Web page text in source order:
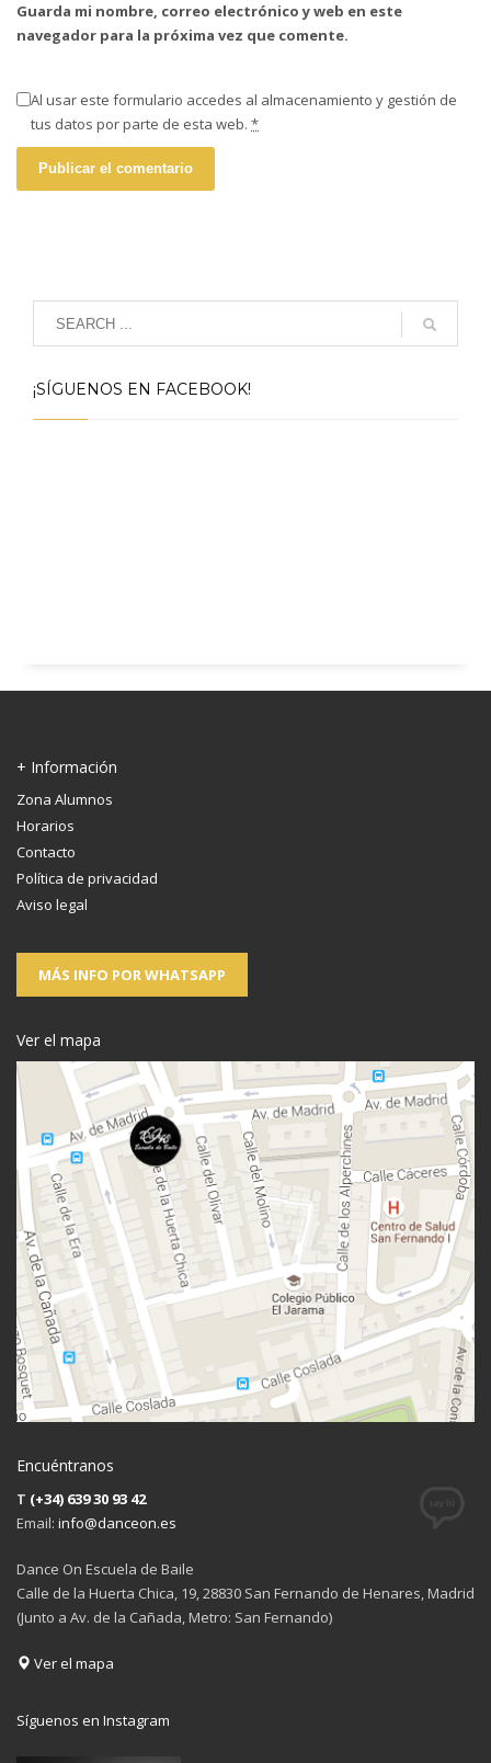
Guarda mi nombre, correo electrónico y web en este
navegador para la próxima vez que comente.
Al usar este formulario accedes al almacenamiento y gestión de
tus datos por parte de esta web. *
¡SÍGUENOS EN FACEBOOK!
+ Información
Zona Alumnos
Horarios
Contacto
Política de privacidad
Aviso legal
MÁS INFO POR WHATSAPP
Ver el mapa
Encuéntranos
T (+34) 639 30 93 42
Email: info@danceon.es
Dance On Escuela de Baile
Calle de la Huerta Chica, 19, 28830 San Fernando de Henares, Madrid
(Junto a Av. de la Cañada, Metro: San Fernando)
Ver el mapa
Síguenos en Instagram